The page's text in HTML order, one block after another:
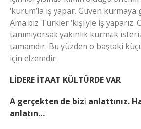
‘kurum’la iş yapar. Güven kurmaya
Ama biz Türkler ‘kişi’yle iş yaparız.
tanımıyorsak yakınlık kurmak
tamamdır. Bu yüzden o baştaki
için elzemdir.
LİDERE İTAAT KÜLTÜRDE VAR
A gerçekten de bizi anlattınız.
anlatın…